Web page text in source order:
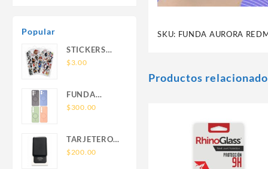
Popular
STICKERS
UNIVERSALES
$3.00
FUNDA
NOVA SAM
SIN SOPORTE
MAGNETICO
$300.00
TARJETERO
SIN SOPORTE
$200.00
SKU: FUNDA AURORA
Productos